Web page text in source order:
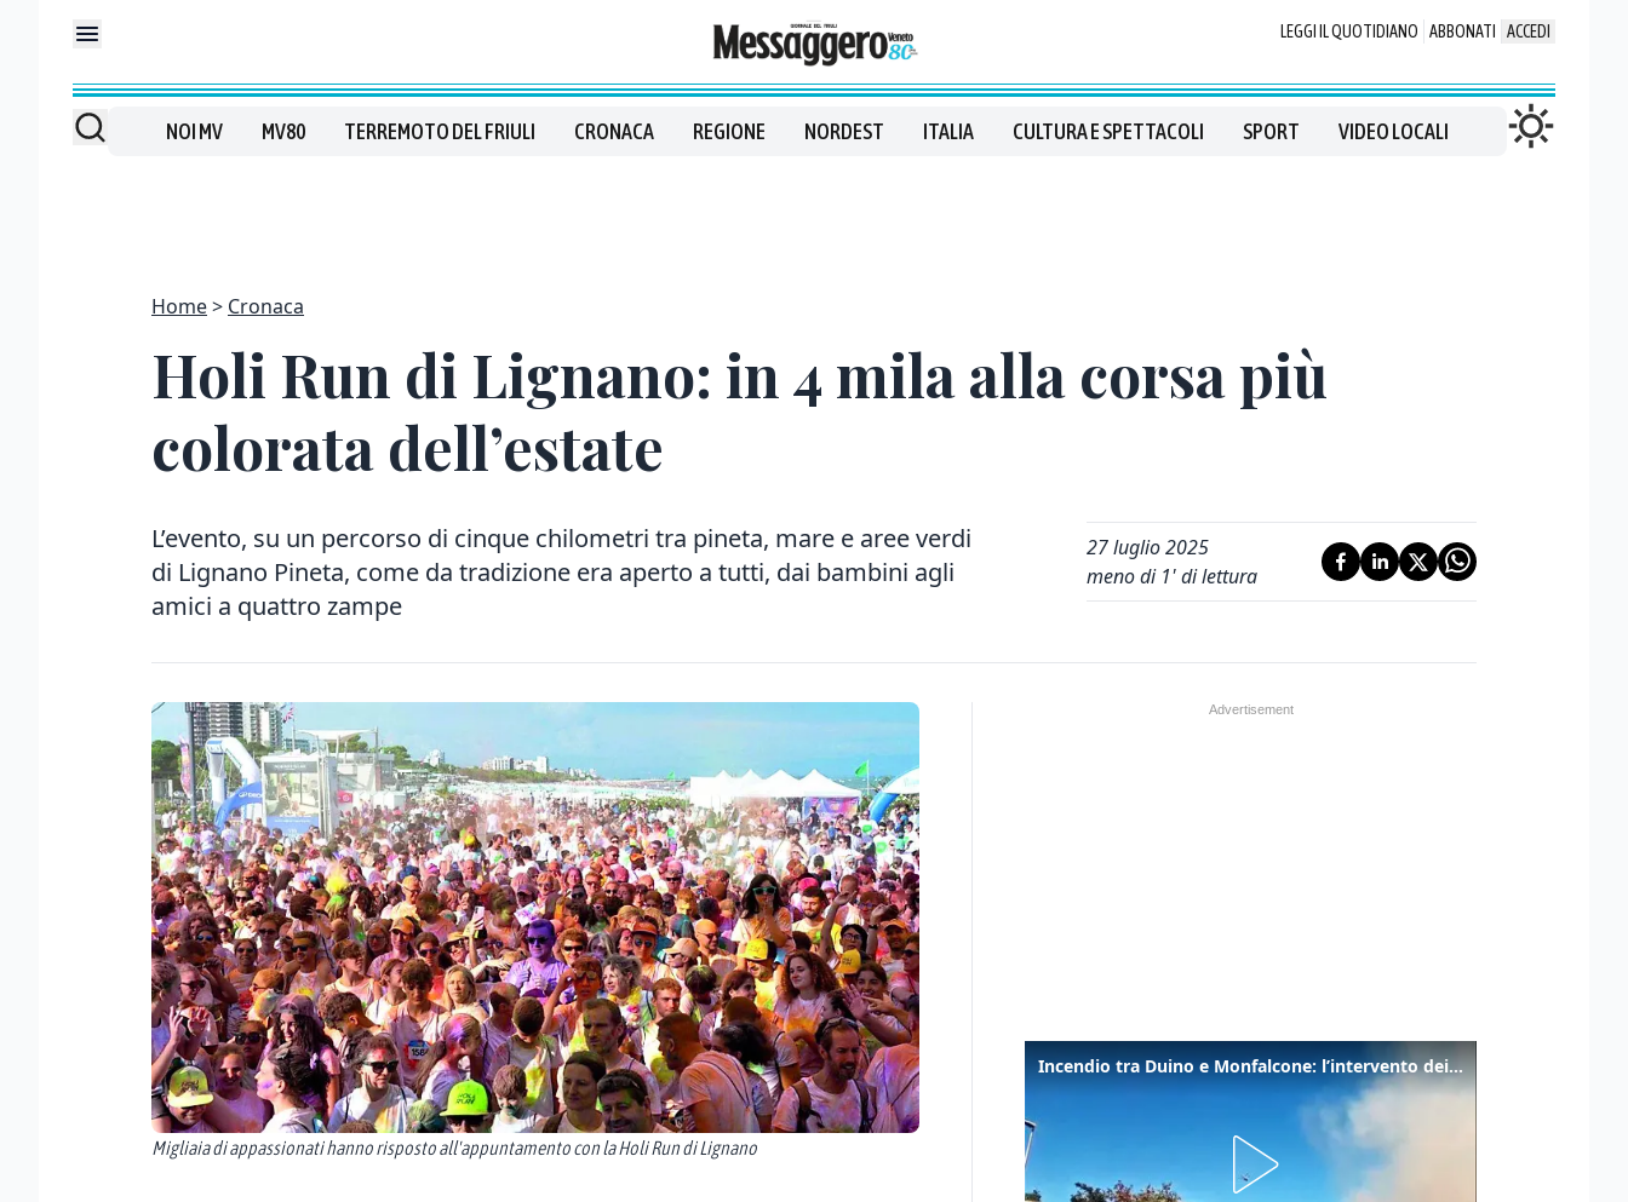
LEGGI IL QUOTIDIANO ABBONATI ACCEDI
NOI MV MV80 TERREMOTO DEL FRIULI CRONACA REGIONE NORDEST ITALIA CULTURA E SPETTACOLI SPORT VIDEO LOCALI
Home Cronaca
Holi Run di Lignano: in 4 mila alla corsa più
colorata dell’estate
L’evento, su un percorso di cinque chilometri tra pineta, mare e aree verdi
di Lignano Pineta, come da tradizione era aperto a tutti, dai bambini agli
amici a quattro zampe
27 luglio 2025
meno di 1' di lettura
Migliaia di appassionati hanno risposto all'appuntamento con la Holi Run di Lignano
Incendio tra Duino e Monfalcone: l’intervento dei vigili del fuoco